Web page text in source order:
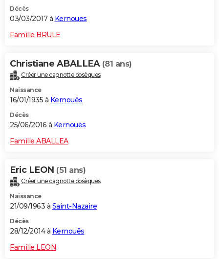
Décès
03/03/2017 à Kernouës
Famille BRULE
Christiane ABALLEA (81 ans)
Créer une cagnotte obsèques
Naissance
16/01/1935 à Kernouës
Décès
25/06/2016 à Kernouës
Famille ABALLEA
Eric LEON (51 ans)
Créer une cagnotte obsèques
Naissance
21/09/1963 à Saint-Nazaire
Décès
28/12/2014 à Kernouës
Famille LEON